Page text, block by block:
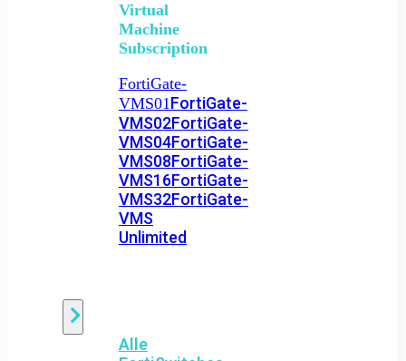
Virtual
Machine
Subscription
FortiGate-
VMS01FortiGate-
VMS02FortiGate-
VMS04FortiGate-
VMS08FortiGate-
VMS16FortiGate-
VMS32FortiGate-
VMS
Unlimited
Alle